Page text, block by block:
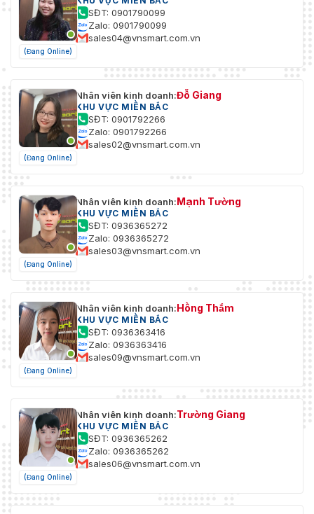
(Đang Online)
SĐT: 0901790099
Zalo: 0901790099
sales04@vnsmart.com.vn
(Đang Online)
Nhân viên kinh doanh:Đỗ Giang
KHU VỰC MIỀN BẮC
SĐT: 0901792266
Zalo: 0901792266
sales02@vnsmart.com.vn
(Đang Online)
Nhân viên kinh doanh:Mạnh Tường
KHU VỰC MIỀN BẮC
SĐT: 0936365272
Zalo: 0936365272
sales03@vnsmart.com.vn
(Đang Online)
Nhân viên kinh doanh:Hồng Thắm
KHU VỰC MIỀN BẮC
SĐT: 0936363416
Zalo: 0936363416
sales09@vnsmart.com.vn
(Đang Online)
Nhân viên kinh doanh:Trường Giang
KHU VỰC MIỀN BẮC
SĐT: 0936365262
Zalo: 0936365262
sales06@vnsmart.com.vn